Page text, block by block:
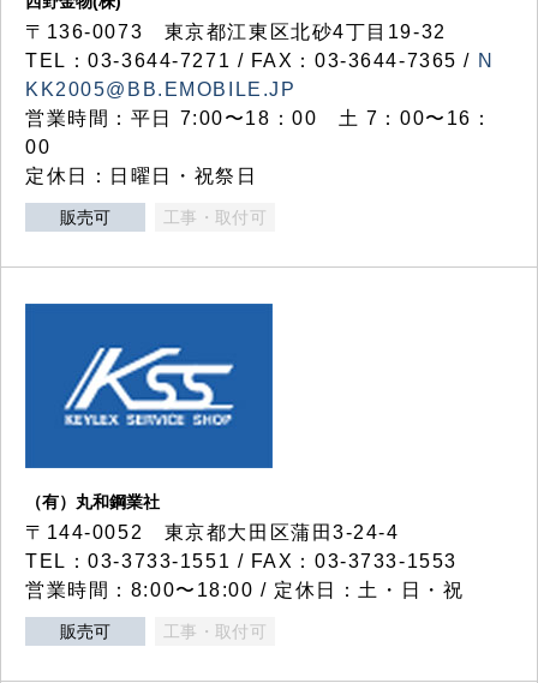
〒136-0073 東京都江東区北砂4丁目19-32
TEL：03‐3644‐7271 / FAX：03-3644-7365 / N
KK2005@BB.EMOBILE.JP
営業時間：平日 7:00〜18：00 土 7：00〜16：
00
定休日：日曜日・祝祭日
販売可 工事・取付可
（有）丸和鋼業社
〒144-0052 東京都大田区蒲田3-24-4
TEL：03-3733-1551 / FAX：03-3733-1553
営業時間：8:00〜18:00 / 定休日：土・日・祝
販売可 工事・取付可